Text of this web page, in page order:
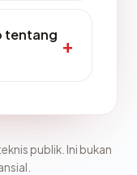
tentang
publik. Ini bukan